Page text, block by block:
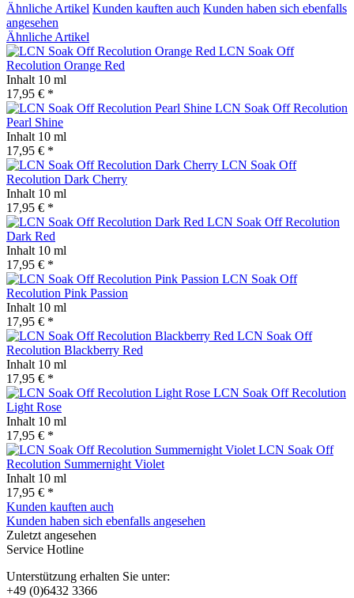
Ähnliche Artikel Kunden kauften auch Kunden haben sich ebenfalls
angesehen
Ähnliche Artikel
LCN Soak Off
Recolution Orange Red
Inhalt 10 ml
17,95 € *
LCN Soak Off Recolution
Pearl Shine
Inhalt 10 ml
17,95 € *
LCN Soak Off
Recolution Dark Cherry
Inhalt 10 ml
17,95 € *
LCN Soak Off Recolution
Dark Red
Inhalt 10 ml
17,95 € *
LCN Soak Off
Recolution Pink Passion
Inhalt 10 ml
17,95 € *
LCN Soak Off
Recolution Blackberry Red
Inhalt 10 ml
17,95 € *
LCN Soak Off Recolution
Light Rose
Inhalt 10 ml
17,95 € *
LCN Soak Off
Recolution Summernight Violet
Inhalt 10 ml
17,95 € *
Kunden kauften auch
Kunden haben sich ebenfalls angesehen
Zuletzt angesehen
Service Hotline
Unterstützung erhalten Sie unter:
+49 (0)6432 3366